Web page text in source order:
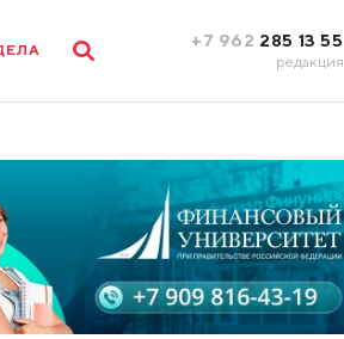
+7 962 285 13 55
редакция